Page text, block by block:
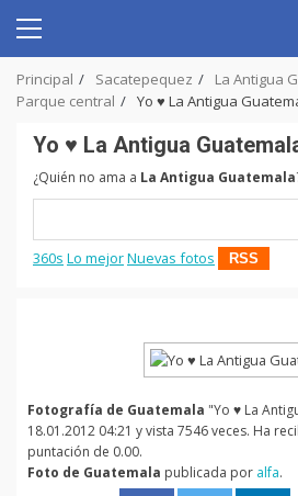
content
Primary
Principal Sacatepequez
La Antigua
Parque central
Yo ♥ La Antigua
Yo ♥ La Antigua
¿Quién no ama a La Antigua Guatemala
360s Lo mejorNuevas fotos RSS
Fotografía de Guatemala "Yo ♥ La
18.01.2012 04:21 y vista 7546 veces. Ha
puntación de 0.00.
Foto de Guatemala publicada por alfa.